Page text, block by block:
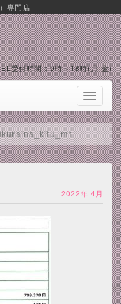
専門店
受付時間：9時～18時(月-金)
Toggle
2022年 4月